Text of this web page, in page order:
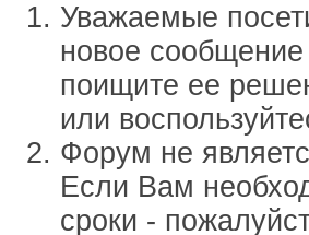
Уважаемые
новое
поищите ее
или
Форум не
Если Вам
сроки -